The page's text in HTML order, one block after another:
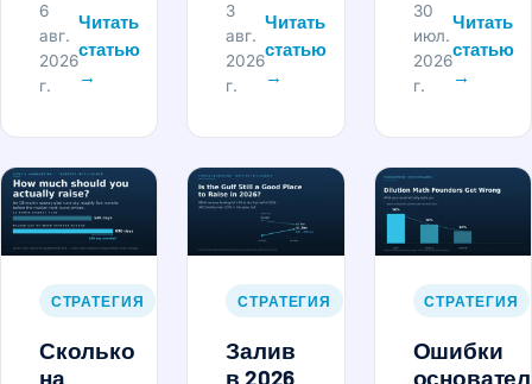
6
авг.
2026
г.
Читать
статью
→
3
авг.
2026
г.
Читать
статью
→
30
июл.
2026
г.
Читать
статью
→
СТРАТЕГИЯ
Сколько
на
СТРАТЕГИЯ
Залив
в 2026
СТРАТЕГИЯ
Ошибки